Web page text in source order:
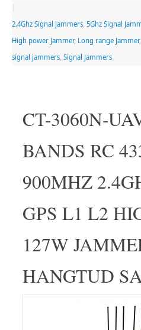
2.4Ghz Signal Jammers, 5Ghz Signal
High power Jammer, Long range Jammer,
signal jammers, Signal Jammers
CT-3060N-
BANDS RC
900MHZ
GPS L1 L2
127W
HANGTUD